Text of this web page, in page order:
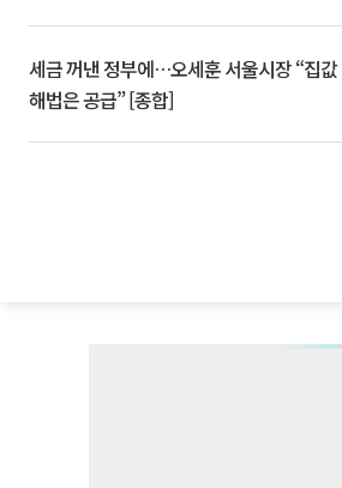
세금 꺼낸 정부에…오세훈 서울시장 “집값
해법은 공급” [종합]